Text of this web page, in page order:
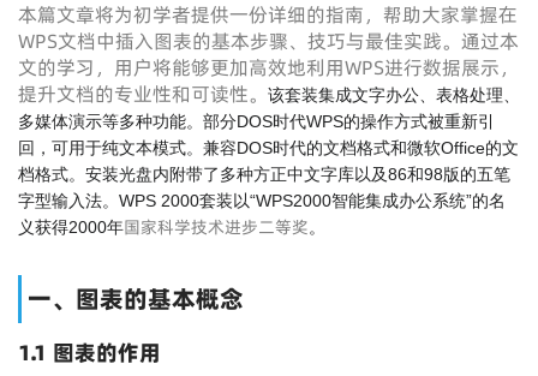
本篇文章将为初学者提供一份详细的指南，帮助大家掌握在
WPS文档中插入图表的基本步骤、技巧与最佳实践。通过本
文的学习，用户将能够更加高效地利用WPS进行数据展示，
提升文档的专业性和可读性。
该套装集成文字办公、表格处理、
多媒体演示等多种功能。部分DOS时代WPS的操作方式被重新引
回，可用于纯文本模式。兼容DOS时代的文档格式和微软Office的文
档格式。安装光盘内附带了多种方正中文字库以及86和98版的五笔
字型输入法。WPS 2000套装以“WPS2000智能集成办公系统”的名
义获得2000年国家科学技术进步二等奖。
一、图表的基本概念
1.1 图表的作用